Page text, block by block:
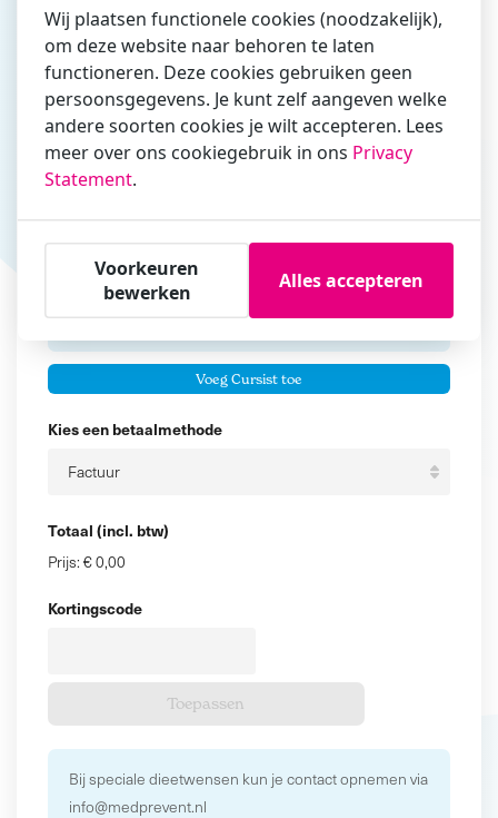
Vul hier bij voorkeur het e-mailadres in waarmee je
zakelijk/administratief correspondeert
Is de contactpersoon ook een cursist?
Ja
Nee
Cursisten
Voeg cursisten toe
Voornaam
Tussenvoegsel
Voeg Cursist toe
Kies een betaalmethode
Totaal (incl. btw)
Prijs: € 0,00
Kortingscode
Bij speciale dieetwensen kun je contact opnemen via
info@medprevent.nl
Wij plaatsen functionele cookies (noodzakelijk),
om deze website naar behoren te laten
functioneren. Deze cookies gebruiken geen
persoonsgegevens. Je kunt zelf aangeven welke
andere soorten cookies je wilt accepteren. Lees
meer over ons cookiegebruik in ons Privacy
Statement.
Voorkeuren
bewerken
Alles accepteren